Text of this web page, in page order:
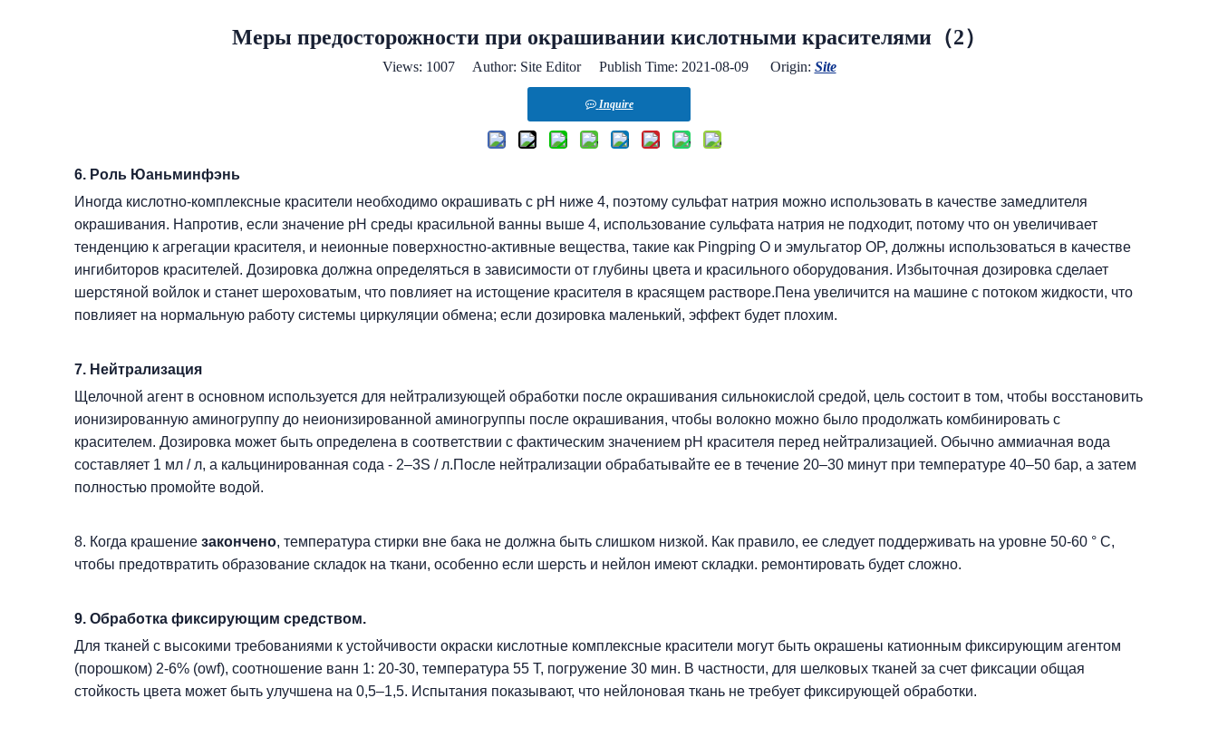
Меры предосторожности при окрашивании кислотными красителями（2）
Views: 1007Author: Site Editor Publish Time: 2021-08-09 Origin: Site
Inquire
6. Роль Юаньминфэнь
Иногда кислотно-комплексные красители необходимо окрашивать с pH ниже 4, поэтому сульфат натрия можно использовать в качестве замедлителя
окрашивания. Напротив, если значение pH среды красильной ванны выше 4, использование сульфата натрия не подходит, потому что он увеличивает
тенденцию к агрегации красителя, и неионные поверхностно-активные вещества, такие как Pingping O и эмульгатор OP, должны использоваться в качестве
ингибиторов красителей. Дозировка должна определяться в зависимости от глубины цвета и красильного оборудования. Избыточная дозировка сделает
шерстяной войлок и станет шероховатым, что повлияет на истощение красителя в красящем растворе.Пена увеличится на машине с потоком жидкости, что
повлияет на нормальную работу системы циркуляции обмена; если дозировка маленький, эффект будет плохим.
7. Нейтрализация
Щелочной агент в основном используется для нейтрализующей обработки после окрашивания сильнокислой средой, цель состоит в том, чтобы восстановить
ионизированную аминогруппу до неионизированной аминогруппы после окрашивания, чтобы волокно можно было продолжать комбинировать с
красителем. Дозировка может быть определена в соответствии с фактическим значением pH красителя перед нейтрализацией. Обычно аммиачная вода
составляет 1 мл / л, а кальцинированная сода - 2–3S / л.После нейтрализации обрабатывайте ее в течение 20–30 минут при температуре 40–50 бар, а затем
полностью промойте водой.
8. Когда крашение закончено, температура стирки вне бака не должна быть слишком низкой. Как правило, ее следует поддерживать на уровне 50-60 ° C,
чтобы предотвратить образование складок на ткани, особенно если шерсть и нейлон имеют складки. ремонтировать будет сложно.
9. Обработка фиксирующим средством.
Для тканей с высокими требованиями к устойчивости окраски кислотные комплексные красители могут быть окрашены катионным фиксирующим агентом
(порошком) 2-6% (owf), соотношение ванн 1: 20-30, температура 55 T, погружение 30 мин. В частности, для шелковых тканей за счет фиксации общая
стойкость цвета может быть улучшена на 0,5–1,5. Испытания показывают, что нейлоновая ткань не требует фиксирующей обработки.